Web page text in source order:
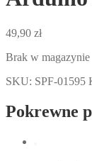
49,90 zł
Brak w magazynie
SKU: SPF-01595
Pokrewne